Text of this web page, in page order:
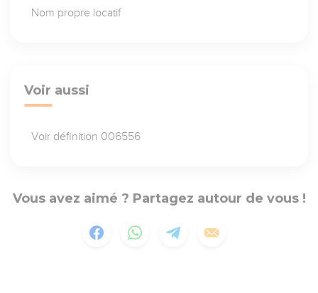
Nom propre locatif
Voir aussi
Voir définition 006556
Vous avez aimé ? Partagez autour de vous !